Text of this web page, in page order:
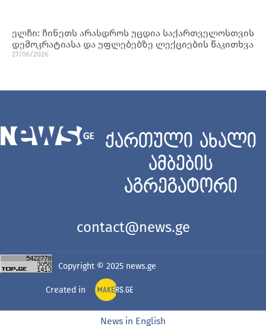
ელჩი: ჩინეთს არასდროს უცდია საქართველოსთვის
დემოკრატიასა და უფლებებზე ლექციების წაკითხვა
27/06/2026
ქართული ახალი
ამბების
აგრეგატორი
contact@news.ge
Copyright © 2025 news.ge
Created in
News in English